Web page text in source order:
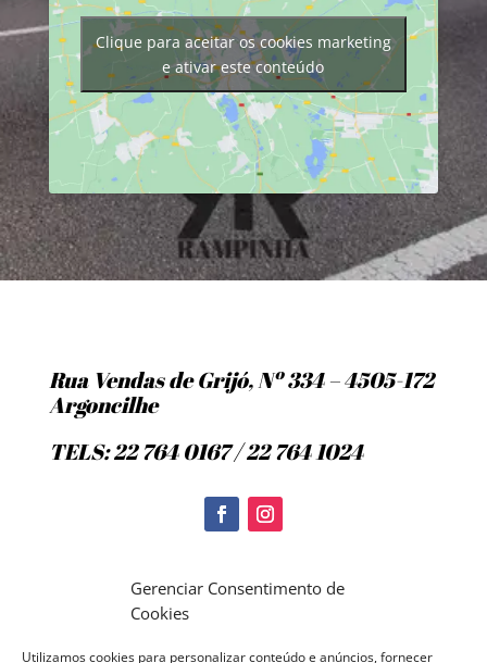
Gerenciar Consentimento de
Cookies
Utilizamos cookies para personalizar conteúdo e anúncios, fornecer
Clique para aceitar os cookies marketing
e ativar este conteúdo
Rua Vendas de Grijó, Nº 334 – 4505-172
Argoncilhe
TELS: 22 764 0167 / 22 764 1024
Politica de Cookies